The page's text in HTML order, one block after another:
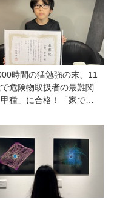
『発達障害の子の性のル
ル』著者に聞いた】
時間の猛勉強の末、11
危険物取扱者の最難関
甲種」に合格！「家で両
らなきゃと思った」